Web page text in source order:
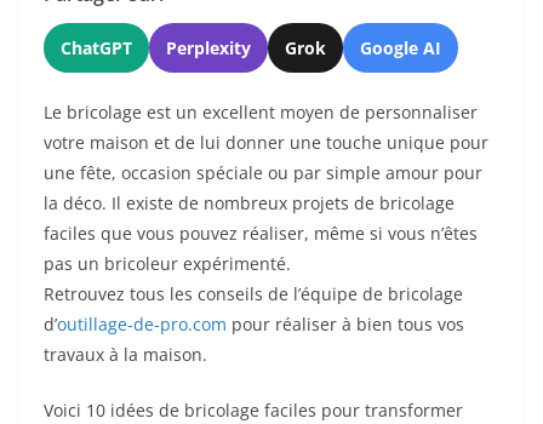
ChatGPT Perplexity Grok Google AI
Le bricolage est un excellent moyen de personnaliser
votre maison et de lui donner une touche unique pour
une fête, occasion spéciale ou par simple amour pour
la déco. Il existe de nombreux projets de bricolage
faciles que vous pouvez réaliser, même si vous n’êtes
pas un bricoleur expérimenté.
Retrouvez tous les conseils de l’équipe de bricolage
d’outillage-de-pro.com pour réaliser à bien tous vos
travaux à la maison.
Voici 10 idées de bricolage faciles pour transformer